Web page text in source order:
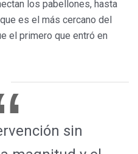
los pabellones, hasta
es el más cercano del
el primero que entró en
sin